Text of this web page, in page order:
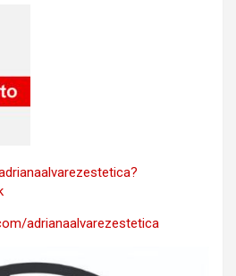
adrianaalvarezestetica